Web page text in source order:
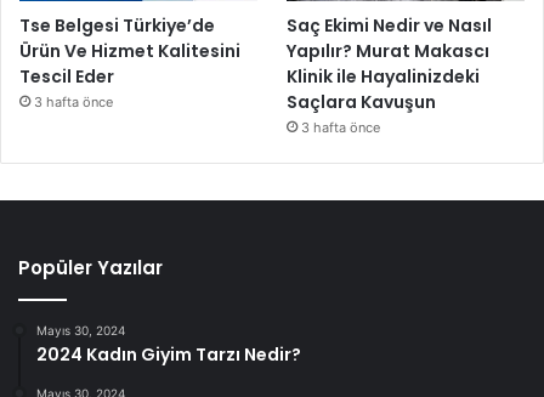
Tse Belgesi Türkiye’de
Ürün Ve Hizmet Kalitesini
Tescil Eder
3 hafta önce
Saç Ekimi Nedir ve Nasıl
Yapılır? Murat Makascı
Klinik ile Hayalinizdeki
Saçlara Kavuşun
3 hafta önce
Popüler Yazılar
Mayıs 30, 2024
2024 Kadın Giyim Tarzı Nedir?
Mayıs 30, 2024